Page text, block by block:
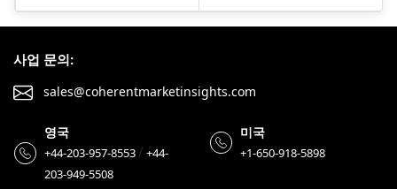
사업 문의:
sales@coherentmarketinsights.com
영국
+44-203-957-8553/+44-
203-949-5508
미국
+1-650-918-5898